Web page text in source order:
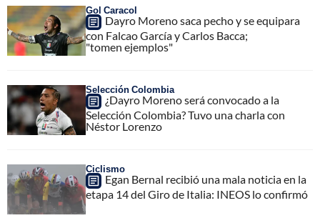
Gol Caracol
Dayro Moreno saca pecho y se equipara
con Falcao García y Carlos Bacca;
"tomen ejemplos"
Selección Colombia
¿Dayro Moreno será convocado a la
Selección Colombia? Tuvo una charla con
Néstor Lorenzo
Ciclismo
Egan Bernal recibió una mala noticia en la
etapa 14 del Giro de Italia: INEOS lo confirmó